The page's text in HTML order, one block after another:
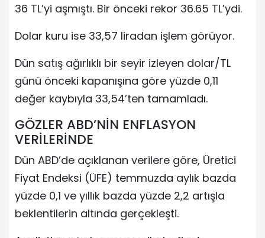
36 TL’yi aşmıştı. Bir önceki rekor 36.65 TL’ydi.
Dolar kuru ise 33,57 liradan işlem görüyor.
Dün satış ağırlıklı bir seyir izleyen dolar/TL
günü önceki kapanışına göre yüzde 0,11
değer kaybıyla 33,54’ten tamamladı.
GÖZLER ABD’NİN ENFLASYON
VERİLERİNDE
Dün ABD’de açıklanan verilere göre, Üretici
Fiyat Endeksi (ÜFE) temmuzda aylık bazda
yüzde 0,1 ve yıllık bazda yüzde 2,2 artışla
beklentilerin altında gerçekleşti.